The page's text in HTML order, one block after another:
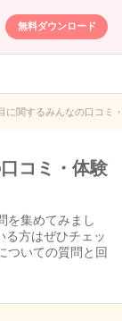
無料ダウンロード
に関するみんなの口コミ
コミ・体験
を集めてみまし
る方はぜひチェッ
ついての質問と回